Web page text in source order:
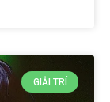
GIẢI TRÍ